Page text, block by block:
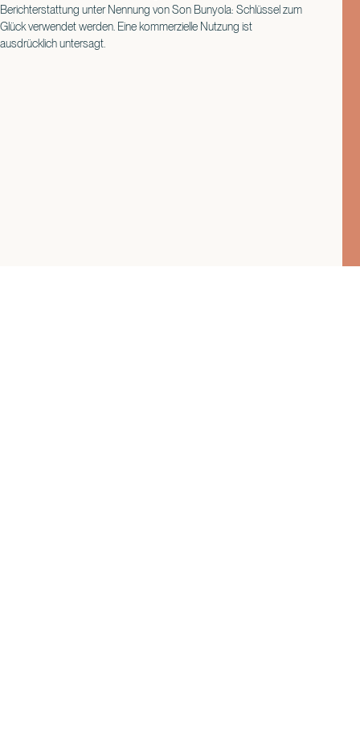
Berichterstattung unter Nennung von Son Bunyola: Schlüssel zum
Glück verwendet werden. Eine kommerzielle Nutzung ist
ausdrücklich untersagt.